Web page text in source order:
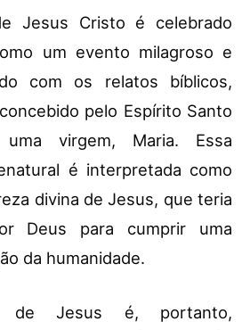
Jesus Cristo é celebrado
um evento milagroso e
com os relatos bíblicos,
pelo Espírito Santo
virgem, Maria. Essa
é interpretada como
divina de Jesus, que teria
Deus para cumprir uma
da humanidade.
de Jesus é, portanto,